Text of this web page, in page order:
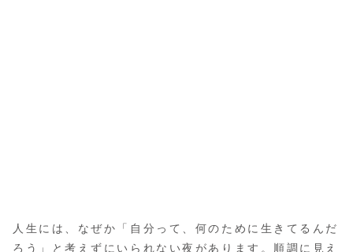
人生には、なぜか「自分って、何のために生きてるんだ
ろう」と考えずにいられない夜があります。順調に見え